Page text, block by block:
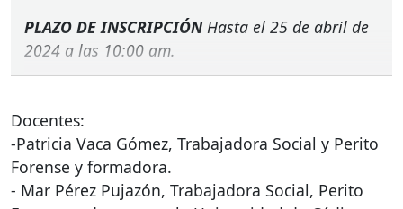
PLAZO DEINSCRIPCIÓNHasta el 25 de abril de
2024 a las 10:00 am.
Docentes:
-Patricia Vaca Gómez, Trabajadora Social y Perito
Forense y formadora.
- Mar Pérez Pujazón, Trabajadora Social, Perito